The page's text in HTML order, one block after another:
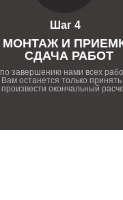
Шаг 4
МОНТАЖ И
СДАЧА РАБОТ
по завершению нами всех
Вам останется только принять
произвести окончальный